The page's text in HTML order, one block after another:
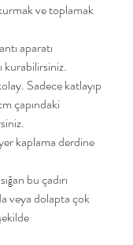
ve toplamak
aparatı
kurabilirsiniz.
Sadece katlayıp
çapındaki
kaplama derdine
bu çadırı
veya dolapta çok